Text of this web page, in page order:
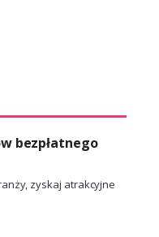
bezpłatnego
zyskaj atrakcyjne